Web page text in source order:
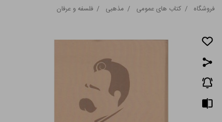
فروشگاه / کتاب های عمومی / مذهبی / فلسفه و عرفان